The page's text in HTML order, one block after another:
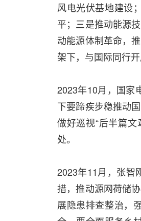
风电光伏基地建设
平；三是推动能源
动能源体制革命，
架下，与国际同行
2023年10月，国家
下要蹄疾步稳推动
做好巡视“后半篇
处。
2023年11月，张智
措，推动源网荷储
展隐患排查整治，